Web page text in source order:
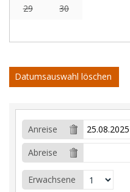
29
30
Datumsauswahl löschen
Anreise
Abreise
Erwachsene